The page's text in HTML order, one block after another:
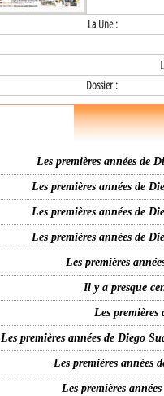
La Une :
Dossier :
Les premières années de
Les premières années de
Les premières années de
Les premières années de
Les premières
Il y a presque
Les premières
Les premières années de Diego
Les premières années
Les premières